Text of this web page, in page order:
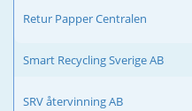
Retur Papper Centralen
Smart Recycling Sverige AB
SRV återvinning AB